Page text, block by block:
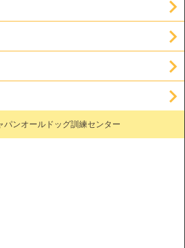
パンオールドッグ訓練センター